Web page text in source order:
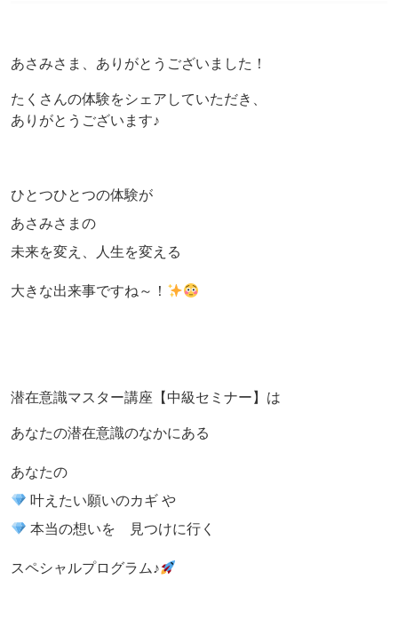
あさみさま、ありがとうございました！
たくさんの体験をシェアしていただき、
ありがとうございます♪
ひとつひとつの体験が
あさみさまの
未来を変え、人生を変える
大きな出来事ですね～！
潜在意識マスター講座【中級セミナー】は
あなたの潜在意識のなかにある
あなたの
叶えたい願いのカギ や
本当の想いを 見つけに行く
スペシャルプログラム♪